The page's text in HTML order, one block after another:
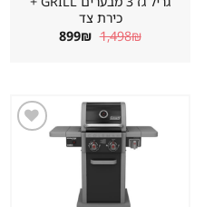
כירת צד
1,498₪ המחיר
המקורי
899₪ המחיר
הנוכחי